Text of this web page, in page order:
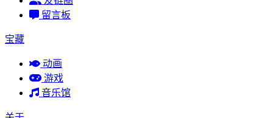
留言板
宝藏
动画
游戏
音乐馆